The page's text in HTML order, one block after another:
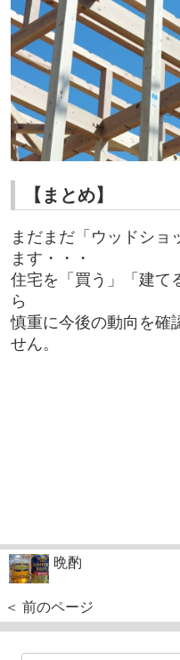
【まとめ】
まだまだ「ウッドショ
ます・・・
住宅を「買う」「建て
ら
慎重に今後の動向を確
せん。
晩酌
＜ 前のページ